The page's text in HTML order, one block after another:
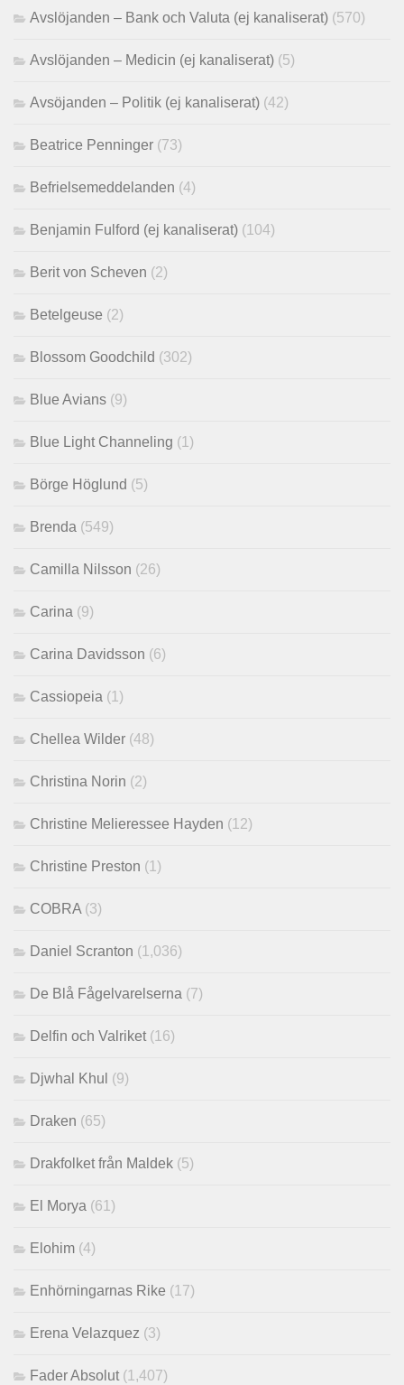
Avslöjanden – Bank och Valuta (ej kanaliserat) (570)
Avslöjanden – Medicin (ej kanaliserat) (5)
Avsöjanden – Politik (ej kanaliserat) (42)
Beatrice Penninger (73)
Befrielsemeddelanden (4)
Benjamin Fulford (ej kanaliserat) (104)
Berit von Scheven (2)
Betelgeuse (2)
Blossom Goodchild (302)
Blue Avians (9)
Blue Light Channeling (1)
Börge Höglund (5)
Brenda (549)
Camilla Nilsson (26)
Carina (9)
Carina Davidsson (6)
Cassiopeia (1)
Chellea Wilder (48)
Christina Norin (2)
Christine Melieressee Hayden (12)
Christine Preston (1)
COBRA (3)
Daniel Scranton (1,036)
De Blå Fågelvarelserna (7)
Delfin och Valriket (16)
Djwhal Khul (9)
Draken (65)
Drakfolket från Maldek (5)
El Morya (61)
Elohim (4)
Enhörningarnas Rike (17)
Erena Velazquez (3)
Fader Absolut (1,407)